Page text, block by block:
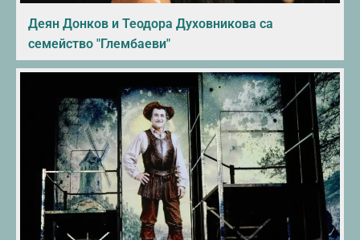
Деян Донков и Теодора Духовникова са
семейство "Глембаеви"